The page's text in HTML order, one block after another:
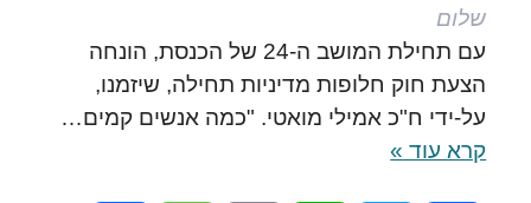
שלום
עם תחילת המושב ה-24 של הכנסת, הונחה
הצעת חוק חלופות מדיניות תחילה, שיזמנו,
על-ידי ח"כ אמילי מואטי. "כמה אנשים קמים…
קרא עוד »